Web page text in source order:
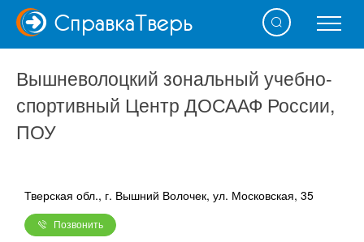
СправкаТверь
Вышневолоцкий зональный учебно-
спортивный Центр ДОСААФ России,
ПОУ
Тверская обл., г. Вышний Волочек, ул. Московская, 35
Позвонить